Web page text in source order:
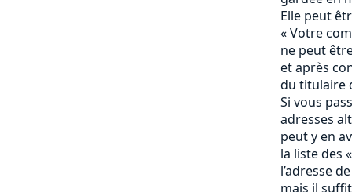
Elle peut
« Votre
ne peut
et après
du titulaire
Si vous
adresses
peut y en
la liste des
l’adresse
mais il